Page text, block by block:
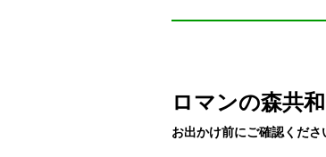
ロマンの森共
お出かけ前にご確認くださ